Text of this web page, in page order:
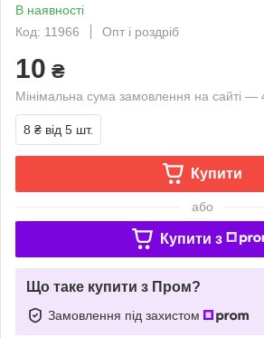
В наявності
Код: 11966
Опт і роздріб
10 ₴
Мінімальна сума замовлення на сайті —
8 ₴ від 5 шт.
Купити
або
Купити з
Що таке купити з Пром?
Замовлення під захистом